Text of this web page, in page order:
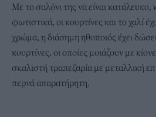
Με το σαλόνι της να είναι
φωτιστικά, οι κουρτίνες και το χαλί
χρώμα, η διάσημη ηθοποιός έχει
κουρτίνες, οι οποίες μοιάζουν με
σκαλιστή τραπεζαρία με μεταλλική
περνά απαρατήρητη.